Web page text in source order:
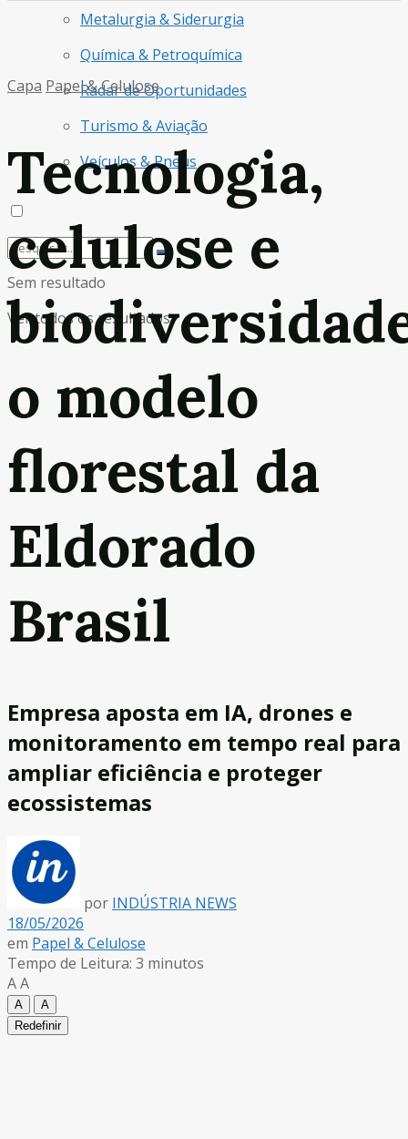
Metalurgia & Siderurgia
Química & Petroquímica
Radar de Oportunidades
Turismo & Aviação
Veículos & Pneus
Sem resultado
Ver todos os resultados
Capa Papel & Celulose
Tecnologia,
celulose e
o modelo
florestal da
Eldorado
Brasil
Empresa aposta em IA, drones e
monitoramento em tempo real para
ampliar eficiência e proteger
ecossistemas
por INDÚSTRIA NEWS
18/05/2026
em Papel & Celulose
Tempo de Leitura: 3 minutos
AA
A
A
Redefinir